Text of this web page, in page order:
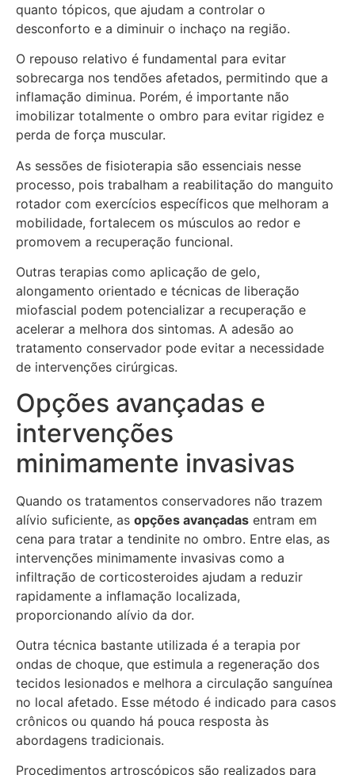
quanto tópicos, que ajudam a controlar o
desconforto e a diminuir o inchaço na região.
O repouso relativo é fundamental para evitar
sobrecarga nos tendões afetados, permitindo que a
inflamação diminua. Porém, é importante não
imobilizar totalmente o ombro para evitar rigidez e
perda de força muscular.
As sessões de fisioterapia são essenciais nesse
processo, pois trabalham a reabilitação do manguito
rotador com exercícios específicos que melhoram a
mobilidade, fortalecem os músculos ao redor e
promovem a recuperação funcional.
Outras terapias como aplicação de gelo,
alongamento orientado e técnicas de liberação
miofascial podem potencializar a recuperação e
acelerar a melhora dos sintomas. A adesão ao
tratamento conservador pode evitar a necessidade
de intervenções cirúrgicas.
Opções avançadas e
intervenções
minimamente invasivas
Quando os tratamentos conservadores não trazem
alívio suficiente, as opções avançadas entram em
cena para tratar a tendinite no ombro. Entre elas, as
intervenções minimamente invasivas como a
infiltração de corticosteroides ajudam a reduzir
rapidamente a inflamação localizada,
proporcionando alívio da dor.
Outra técnica bastante utilizada é a terapia por
ondas de choque, que estimula a regeneração dos
tecidos lesionados e melhora a circulação sanguínea
no local afetado. Esse método é indicado para casos
crônicos ou quando há pouca resposta às
abordagens tradicionais.
Procedimentos artroscópicos são realizados para